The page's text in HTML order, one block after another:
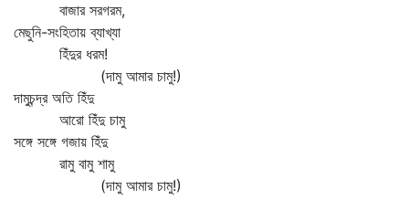
বাজার সরগরম,
মেছুনি-সংহিতায় ব্যাখ্যা
হিঁদুর ধরম!
(দামু আমার চামু!)
দামুচন্দ্র অতি হিঁদু
আরো হিঁদু চামু
সঙ্গে সঙ্গে গজায় হিঁদু
রামু বামু শামু
(দামু আমার চামু!)